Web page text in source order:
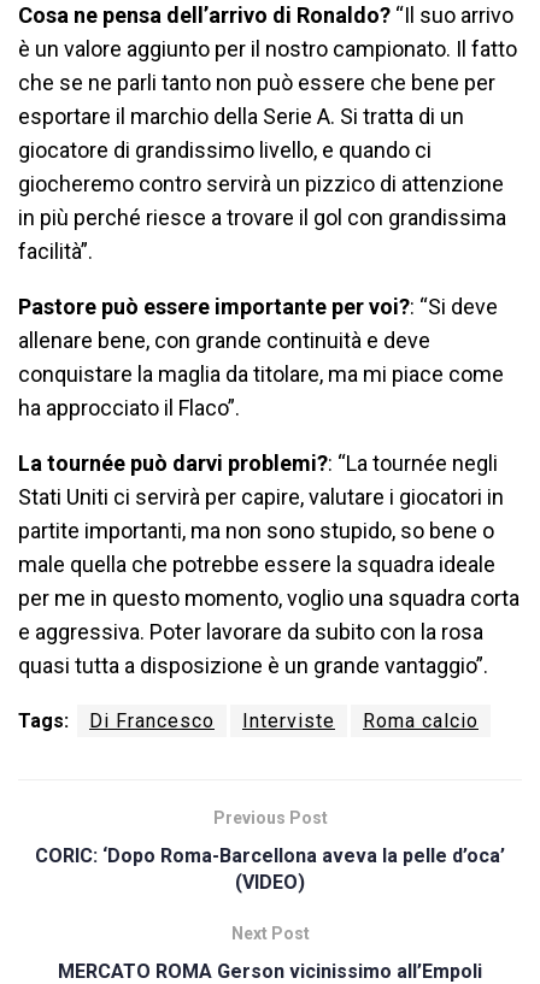
Cosa ne pensa dell’arrivo di Ronaldo? “Il suo arrivo
è un valore aggiunto per il nostro campionato. Il fatto
che se ne parli tanto non può essere che bene per
esportare il marchio della Serie A. Si tratta di un
giocatore di grandissimo livello, e quando ci
giocheremo contro servirà un pizzico di attenzione
in più perché riesce a trovare il gol con grandissima
facilità”.
Pastore può essere importante per voi?: “Si deve
allenare bene, con grande continuità e deve
conquistare la maglia da titolare, ma mi piace come
ha approcciato il Flaco”.
La tournée può darvi problemi?: “La tournée negli
Stati Uniti ci servirà per capire, valutare i giocatori in
partite importanti, ma non sono stupido, so bene o
male quella che potrebbe essere la squadra ideale
per me in questo momento, voglio una squadra corta
e aggressiva. Poter lavorare da subito con la rosa
quasi tutta a disposizione è un grande vantaggio”.
Tags: Di Francesco Interviste Roma calcio
Previous Post
CORIC: ‘Dopo Roma-Barcellona aveva la pelle d’oca’
(VIDEO)
Next Post
MERCATO ROMA Gerson vicinissimo all’Empoli